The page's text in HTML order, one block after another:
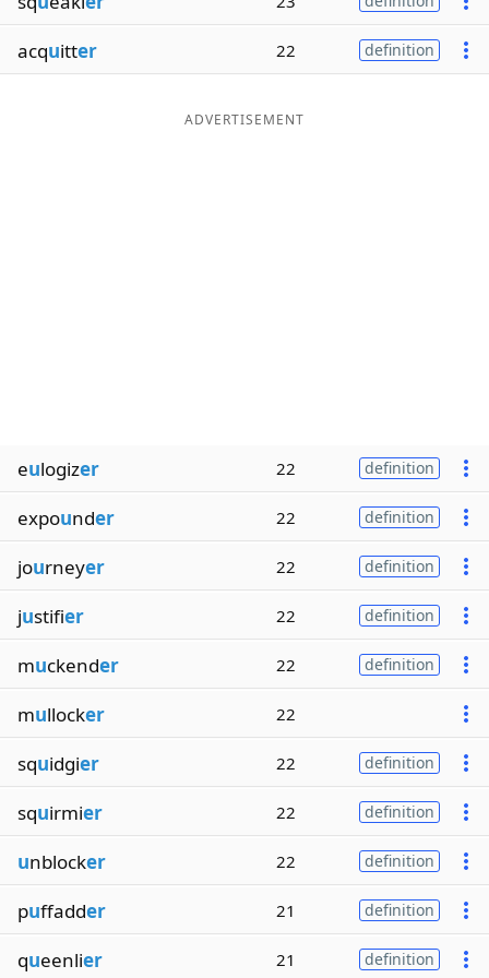
acquitter 22 definition
ADVERTISEMENT
eulogizer 22 definition
expounder 22 definition
journeyer 22 definition
justifier 22 definition
muckender 22 definition
mullocker 22
squidgier 22 definition
squirmier 22 definition
unblocker 22 definition
puffadder 21 definition
queenlier 21 definition